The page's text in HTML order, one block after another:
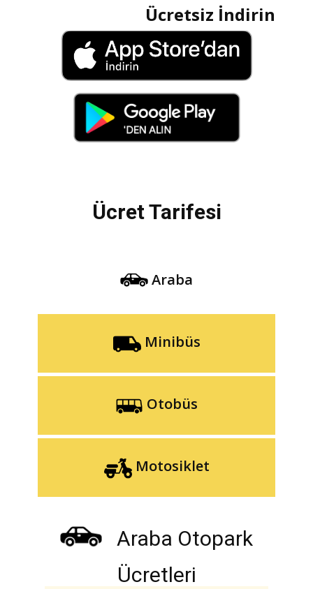
Ücretsiz İndirin
Ücret Tarifesi
Araba
Minibüs
Otobüs
Motosiklet
Araba Otopark
Ücretleri